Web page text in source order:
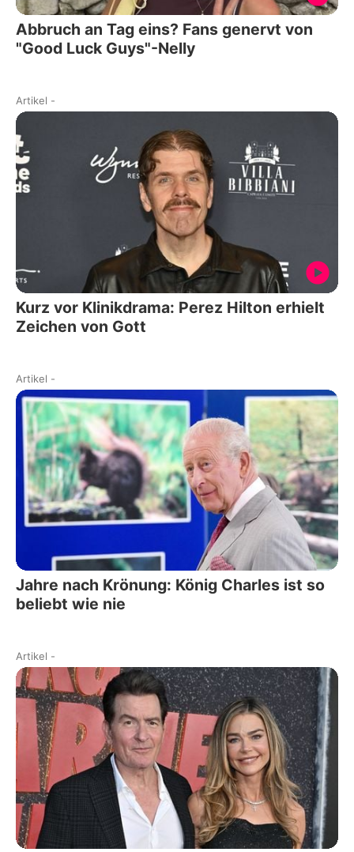
Abbruch an Tag eins? Fans genervt von
"Good Luck Guys"-Nelly
Artikel -
Kurz vor Klinikdrama: Perez Hilton erhielt
Zeichen von Gott
Artikel -
Jahre nach Krönung: König Charles ist so
beliebt wie nie
Artikel -